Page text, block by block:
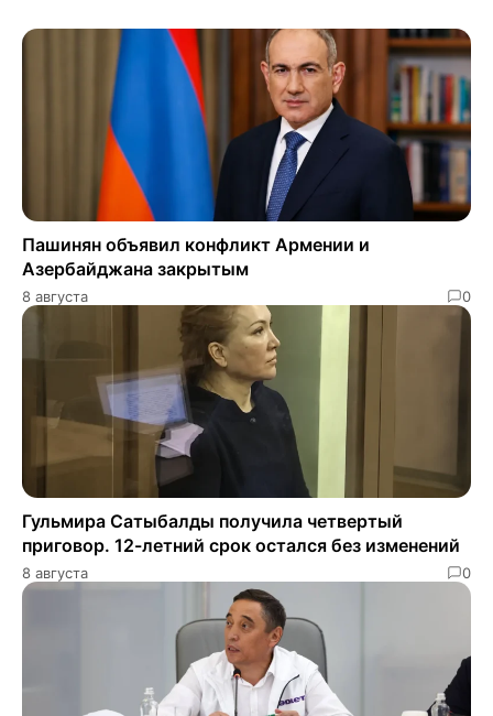
Пашинян объявил конфликт Армении и
Азербайджана закрытым
8 августа 0
Гульмира Сатыбалды получила четвертый
приговор. 12-летний срок остался без изменений
8 августа 0